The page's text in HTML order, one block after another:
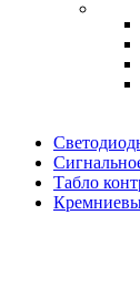
Табло